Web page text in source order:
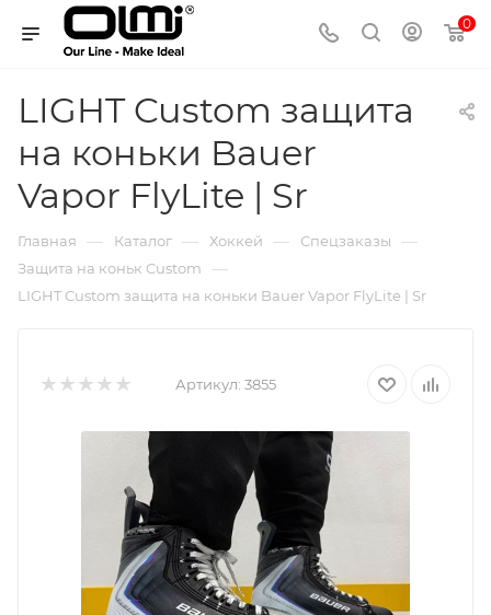
0
LIGHT Custom защита
на коньки Bauer
Vapor FlyLite | Sr
Главная — Каталог — Хоккей — Спецзаказы —
Защита на коньк Custom —
LIGHT Custom защита на коньки Bauer Vapor FlyLite | Sr
Артикул: 3855